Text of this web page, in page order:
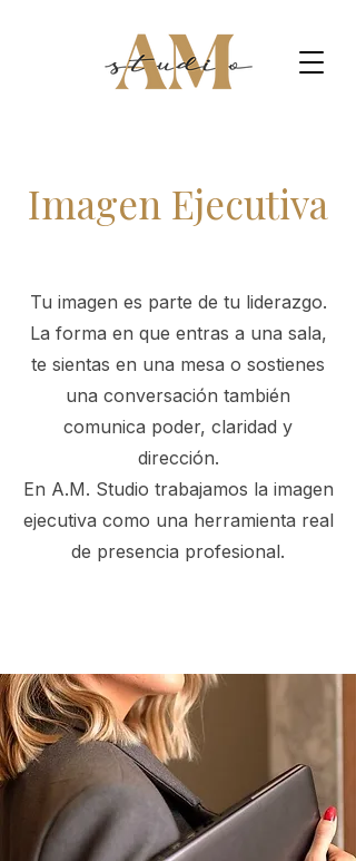
Imagen Ejecutiva
Tu imagen es parte de tu liderazgo.
La forma en que entras a una sala,
te sientas en una mesa o sostienes
una conversación también
comunica poder, claridad y
dirección.
En A.M. Studio trabajamos la imagen
ejecutiva como una herramienta real
de presencia profesional.